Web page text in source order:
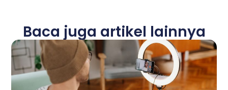
Baca juga artikel lainnya